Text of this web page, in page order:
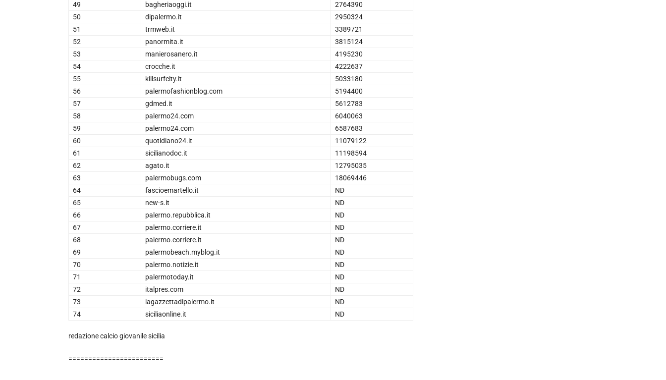
49
bagheriaoggi.it
2764390
50
dipalermo.it
2950324
51
trmweb.it
3389721
52
panormita.it
3815124
53
manierosanero.it
4195230
54
crocche.it
4222637
55
killsurfcity.it
5033180
56
palermofashionblog.com
5194400
57
gdmed.it
5612783
58
palermo24.com
6040063
59
palermo24.com
6587683
60
quotidiano24.it
11079122
61
sicilianodoc.it
11198594
62
agato.it
12795035
63
palermobugs.com
18069446
64
fascioemartello.it
ND
65
new-s.it
ND
66
palermo.repubblica.it
ND
67
palermo.corriere.it
ND
68
palermo.corriere.it
ND
69
palermobeach.myblog.it
ND
70
palermo.notizie.it
ND
71
palermotoday.it
ND
72
italpres.com
ND
73
lagazzettadipalermo.it
ND
74
siciliaonline.it ND
redazione calcio giovanile sicilia
========================